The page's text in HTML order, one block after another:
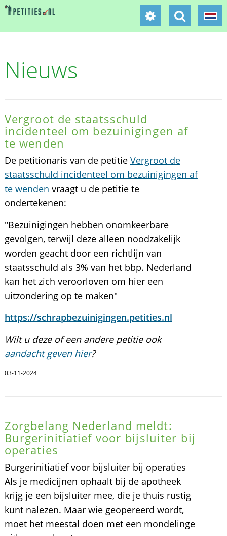
Nieuws
Vergroot de staatsschuld
incidenteel om bezuinigingen af
te wenden
De petitionaris van de petitie Vergroot de
staatsschuld incidenteel om bezuinigingen af
te wenden vraagt u de petitie te
ondertekenen:
"Bezuinigingen hebben onomkeerbare
gevolgen, terwijl deze alleen noodzakelijk
worden geacht door een richtlijn van
staatsschuld als 3% van het bbp. Nederland
kan het zich veroorloven om hier een
uitzondering op te maken"
https://schrapbezuinigingen.petities.nl
Wilt u deze of een andere petitie ook
aandacht geven hier?
03-11-2024
Zorgbelang Nederland meldt:
Burgerinitiatief voor bijsluiter bij
operaties
Burgerinitiatief voor bijsluiter bij operaties
Als je medicijnen ophaalt bij de apotheek
krijg je een bijsluiter mee, die je thuis rustig
kunt nalezen. Maar wie geopereerd wordt,
moet het meestal doen met een mondelinge